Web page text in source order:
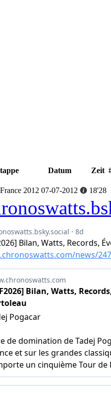
Datum Zeit
2012 07-07-2012 18'28